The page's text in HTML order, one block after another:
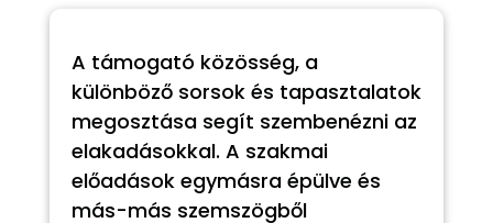
A támogató közösség, a
különböző sorsok és tapasztalatok
megosztása segít szembenézni az
elakadásokkal. A szakmai
előadások egymásra épülve és
más-más szemszögből